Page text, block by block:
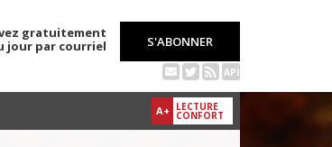
gratuitement
jour par courriel
S'ABONNER
API
A+ LECTURE
CONFORT